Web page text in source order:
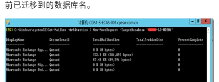
前已迁移到的数据库名。